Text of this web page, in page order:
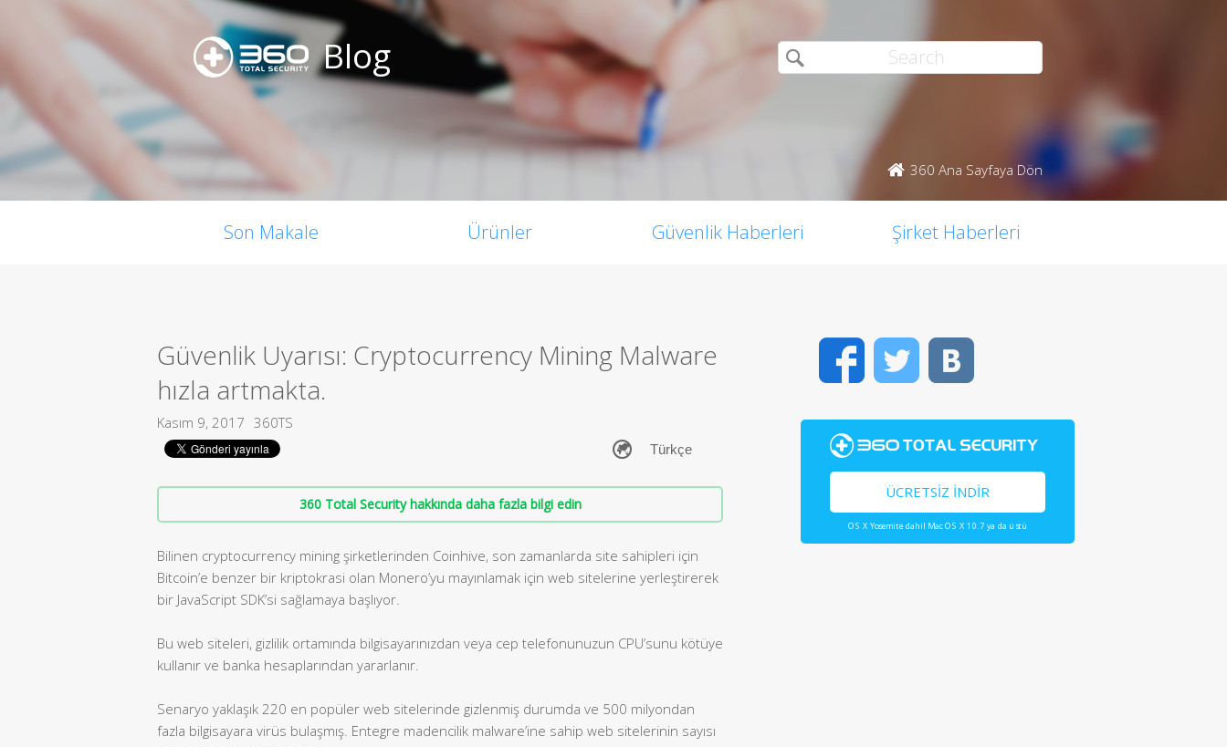
Blog
360 Ana Sayfaya Dön
Son Makale Ürünler Güvenlik Haberleri Şirket Haberleri
Güvenlik Uyarısı: Cryptocurrency Mining Malware
hızla artmakta.
Kasım 9, 2017 360TS
360 Total Security hakkında daha fazla bilgi edin
Bilinen cryptocurrency mining şirketlerinden Coinhive, son zamanlarda site sahipleri için
Bitcoin’e benzer bir kriptokrasi olan Monero’yu mayınlamak için web sitelerine yerleştirerek
bir JavaScript SDK’si sağlamaya başlıyor.
Bu web siteleri, gizlilik ortamında bilgisayarınızdan veya cep telefonunuzun CPU’sunu kötüye
kullanır ve banka hesaplarından yararlanır.
Senaryo yaklaşık 220 en popüler web sitelerinde gizlenmiş durumda ve 500 milyondan
fazla bilgisayara virüs bulaşmış. Entegre madencilik malware’ine sahip web sitelerinin sayısı
FacebookTwitter
ÜCRETSIZ İNDIR
OS X Yosemite dahil Mac OS X 10.7 ya da üstü